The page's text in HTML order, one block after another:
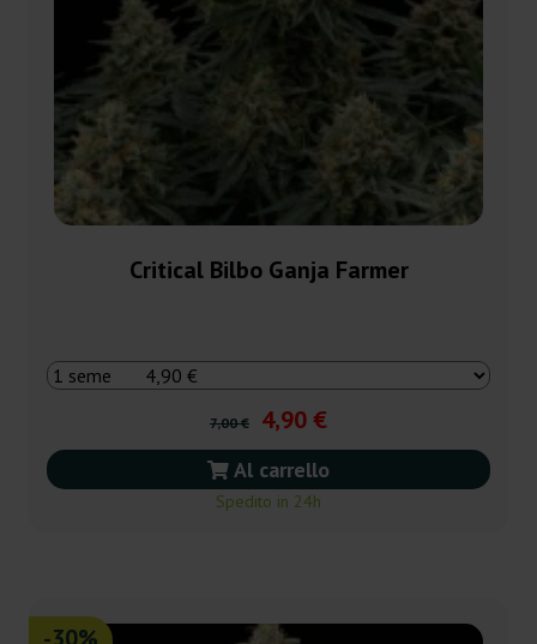
Critical Bilbo Ganja Farmer
7,00 € 4,90 €
Al carrello
Spedito in 24h